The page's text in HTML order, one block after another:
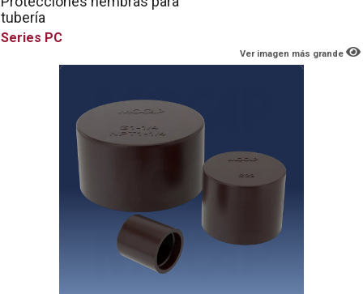
tubería
PC
Ver imagen más grande